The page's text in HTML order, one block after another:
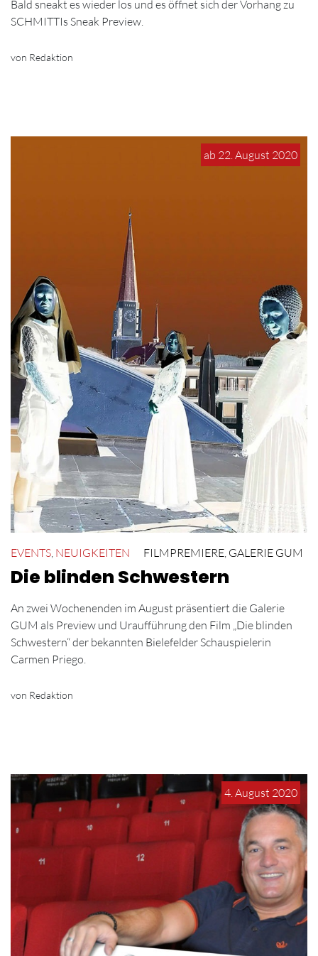
Bald sneakt es wieder los und es öffnet sich der Vorhang zu
SCHMITTIs Sneak Preview.
von Redaktion
ab 22. August 2020
EVENTS NEUIGKEITEN FILMPREMIERE GALERIE GUM
Die blinden Schwestern
An zwei Wochenenden im August präsentiert die Galerie
GUM als Preview und Uraufführung den Film „Die blinden
Schwestern“ der bekannten Bielefelder Schauspielerin
Carmen Priego.
von Redaktion
4. August 2020